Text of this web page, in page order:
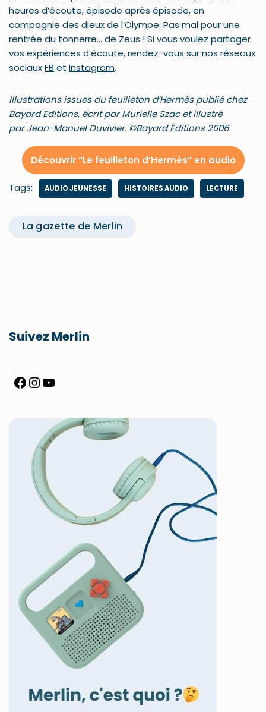
heures d’écoute, épisode après épisode, en
compagnie des dieux de l’Olympe. Pas mal pour une
rentrée du tonnerre… de Zeus ! Si vous voulez partager
vos expériences d’écoute, rendez-vous sur nos réseaux
sociauxFB et Instagram.
Illustrations issues du feuilleton d’Hermès publié chez
Bayard Editions, écrit par Murielle Szac et illustré
par Jean-Manuel Duvivier. ©Bayard Éditions 2006
Découvrir “Le feuilleton d’Hermès” en audio
Tags: AUDIO JEUNESSE HISTOIRES AUDIO LECTURE
La gazette de Merlin
Suivez Merlin